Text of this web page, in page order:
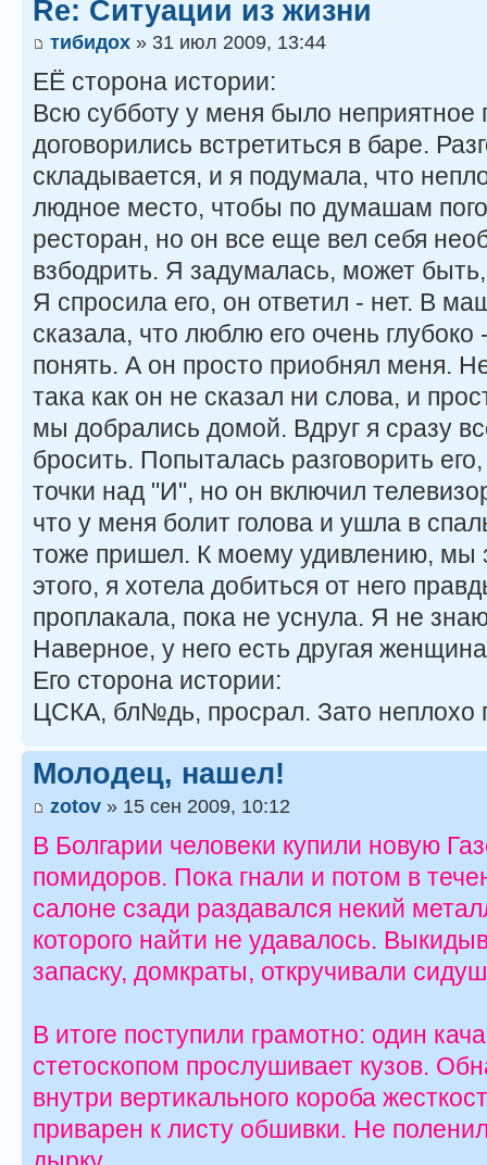
Re: Ситуации из жизни
тибидох » 31 июл 2009, 13:44
ЕЁ сторона истории:
Всю субботу у меня было
договорились встретиться в баре.
складывается, и я подумала, что
людное место, чтобы по думашам
ресторан, но он все еще вел себя
взбодрить. Я задумалась, может
Я спросила его, он ответил - нет. В
сказала, что люблю его очень
понять. А он просто приобнял меня.
така как он не сказал ни слова, и
мы добрались домой. Вдруг я сразу
бросить. Попыталась разговорить
точки над "И", но он включил
что у меня болит голова и ушла в
тоже пришел. К моему удивлению, мы
этого, я хотела добиться от него
проплакала, пока не уснула. Я не
Наверное, у него есть другая
Его сторона истории:
ЦСКА, бл№дь, просрал. Зато неплохо
Молодец, нашел!
zotov » 15 сен 2009, 10:12
В Болгарии человеки купили новую
помидоров. Пока гнали и потом в
салоне сзади раздавался некий
которого найти не удавалось.
запаску, домкраты, откручивали
В итоге поступили грамотно: один
стетоскопом прослушивает кузов.
внутри вертикального короба
приварен к листу обшивки. Не